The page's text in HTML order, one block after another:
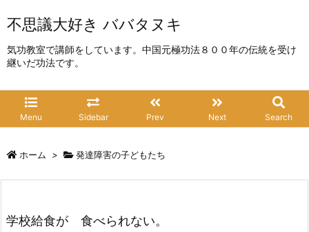
不思議大好き ババタヌキ
気功教室で講師をしています。中国元極功法８００年の伝統を受け
継いだ功法です。
Menu Sidebar Prev Next Search
ホーム > 発達障害の子どもたち
学校給食が 食べられない。